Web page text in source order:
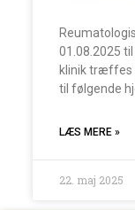
01.08.2025
klinik træffes
til følgende
LÆS MERE »
22. maj 2025